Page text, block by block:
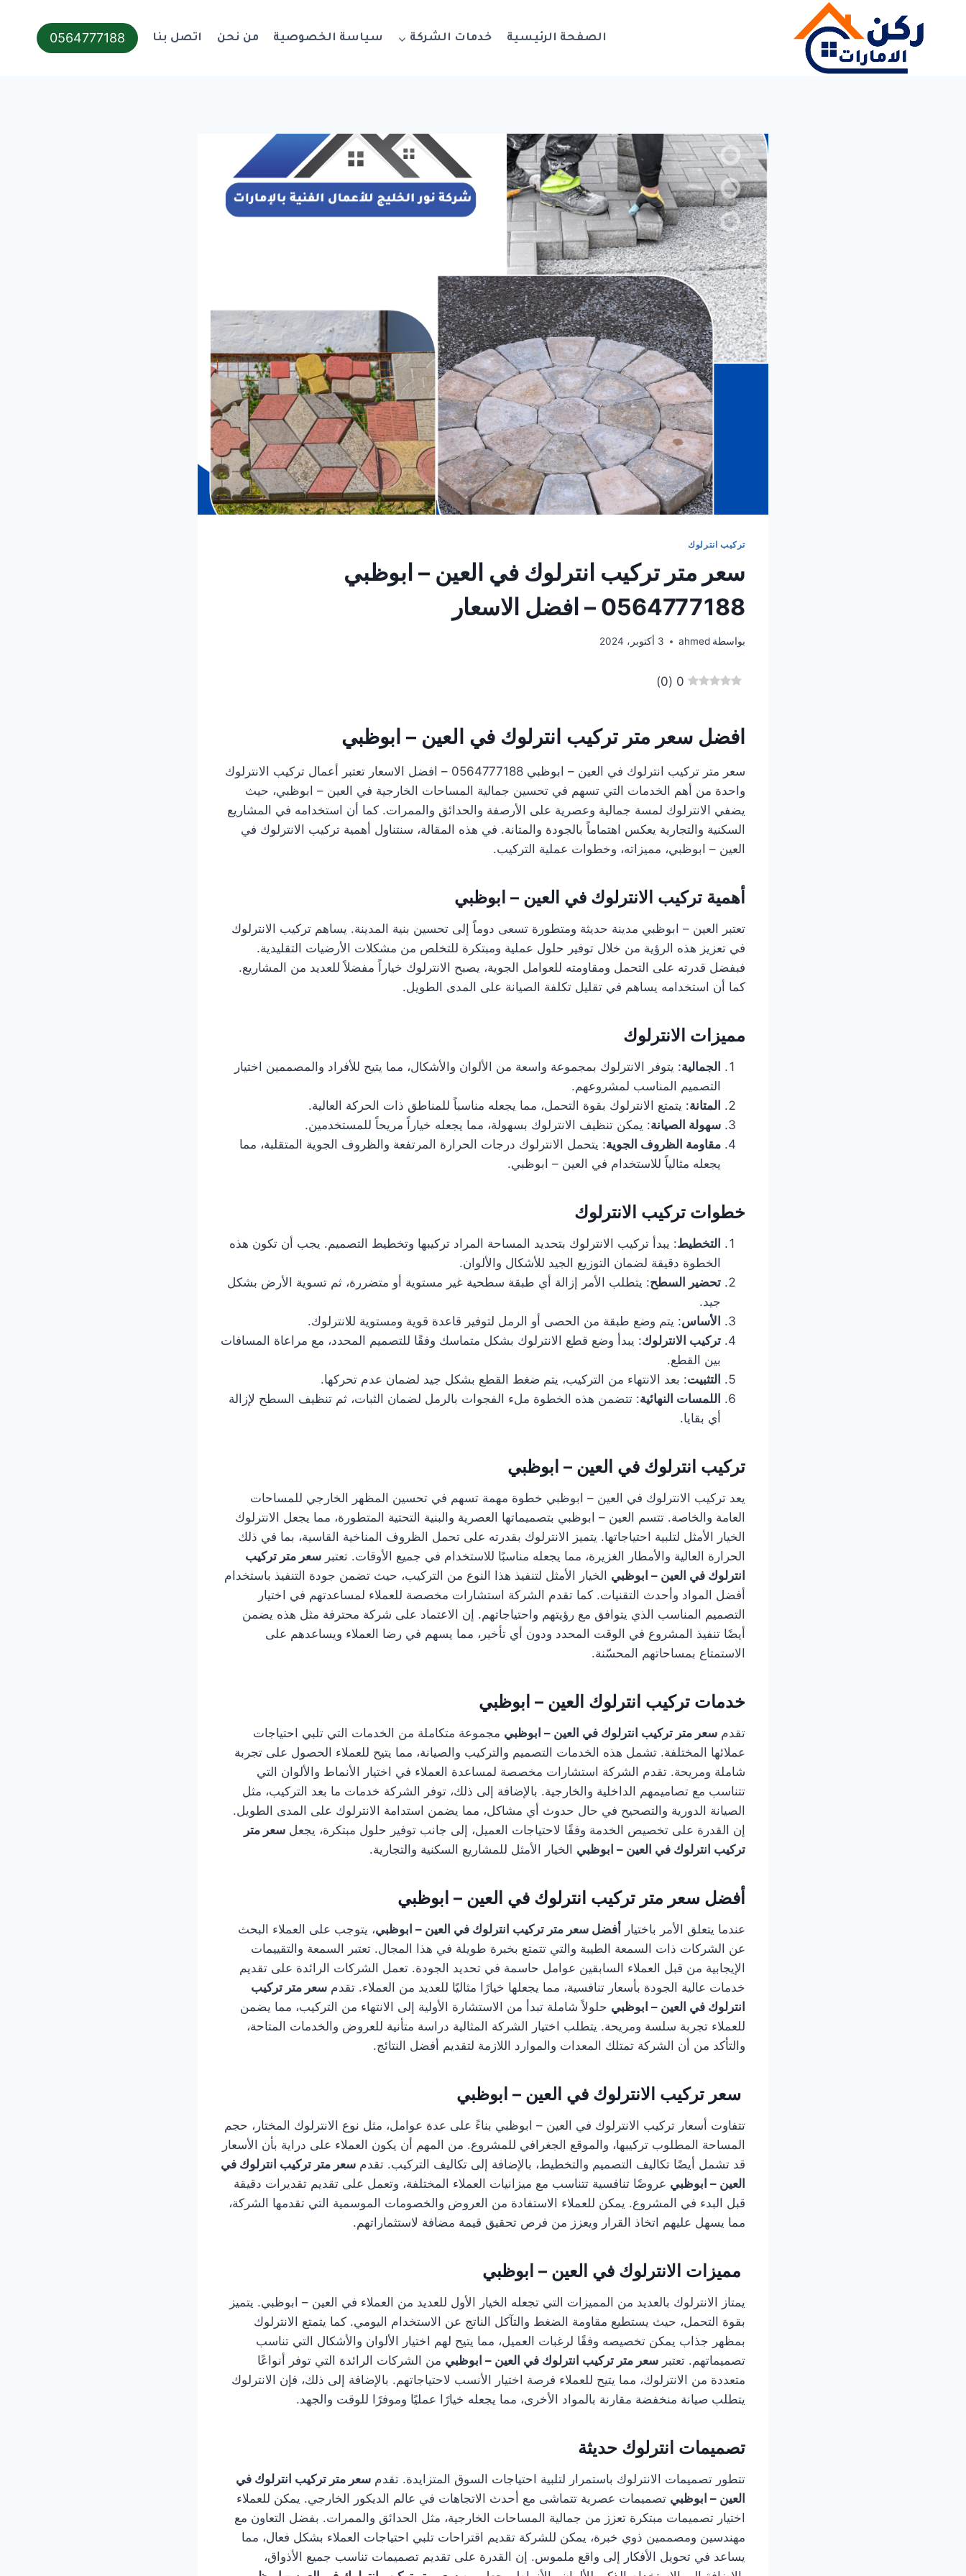
الصفحة الرئيسية خدمات الشركة سياسة الخصوصية من نحن اتصل بنا 0564777188
تركيب انترلوك
سعر متر تركيب انترلوك في العين – ابوظبي
0564777188 – افضل الاسعار
بواسطة ahmed 3 أكتوبر، 2024
0
(
0
)
افضل سعر متر تركيب انترلوك في العين – ابوظبي
سعر متر تركيب انترلوك في العين – ابوظبي 0564777188 – افضل الاسعار تعتبر أعمال تركيب الانترلوك
واحدة من أهم الخدمات التي تسهم في تحسين جمالية المساحات الخارجية في العين – ابوظبي، حيث
يضفي الانترلوك لمسة جمالية وعصرية على الأرصفة والحدائق والممرات. كما أن استخدامه في المشاريع
السكنية والتجارية يعكس اهتماماً بالجودة والمتانة. في هذه المقالة، سنتناول أهمية تركيب الانترلوك في
العين – ابوظبي، مميزاته، وخطوات عملية التركيب.
أهمية تركيب الانترلوك في العين – ابوظبي
تعتبر العين – ابوظبي مدينة حديثة ومتطورة تسعى دوماً إلى تحسين بنية المدينة. يساهم تركيب الانترلوك
في تعزيز هذه الرؤية من خلال توفير حلول عملية ومبتكرة للتخلص من مشكلات الأرضيات التقليدية.
فبفضل قدرته على التحمل ومقاومته للعوامل الجوية، يصبح الانترلوك خياراً مفضلاً للعديد من المشاريع.
كما أن استخدامه يساهم في تقليل تكلفة الصيانة على المدى الطويل.
مميزات الانترلوك
الجمالية: يتوفر الانترلوك بمجموعة واسعة من الألوان والأشكال، مما يتيح للأفراد والمصممين اختيار
التصميم المناسب لمشروعهم.
المتانة: يتمتع الانترلوك بقوة التحمل، مما يجعله مناسباً للمناطق ذات الحركة العالية.
سهولة الصيانة: يمكن تنظيف الانترلوك بسهولة، مما يجعله خياراً مريحاً للمستخدمين.
مقاومة الظروف الجوية: يتحمل الانترلوك درجات الحرارة المرتفعة والظروف الجوية المتقلبة، مما
يجعله مثالياً للاستخدام في العين – ابوظبي.
خطوات تركيب الانترلوك
التخطيط: يبدأ تركيب الانترلوك بتحديد المساحة المراد تركيبها وتخطيط التصميم. يجب أن تكون هذه
الخطوة دقيقة لضمان التوزيع الجيد للأشكال والألوان.
تحضير السطح: يتطلب الأمر إزالة أي طبقة سطحية غير مستوية أو متضررة، ثم تسوية الأرض بشكل
جيد.
الأساس: يتم وضع طبقة من الحصى أو الرمل لتوفير قاعدة قوية ومستوية للانترلوك.
تركيب الانترلوك: يبدأ وضع قطع الانترلوك بشكل متماسك وفقًا للتصميم المحدد، مع مراعاة المسافات
بين القطع.
التثبيت: بعد الانتهاء من التركيب، يتم ضغط القطع بشكل جيد لضمان عدم تحركها.
اللمسات النهائية: تتضمن هذه الخطوة ملء الفجوات بالرمل لضمان الثبات، ثم تنظيف السطح لإزالة
أي بقايا.
تركيب انترلوك في العين – ابوظبي
يعد تركيب الانترلوك في العين – ابوظبي خطوة مهمة تسهم في تحسين المظهر الخارجي للمساحات
العامة والخاصة. تتسم العين – ابوظبي بتصميماتها العصرية والبنية التحتية المتطورة، مما يجعل الانترلوك
الخيار الأمثل لتلبية احتياجاتها. يتميز الانترلوك بقدرته على تحمل الظروف المناخية القاسية، بما في ذلك
الحرارة العالية والأمطار الغزيرة، مما يجعله مناسبًا للاستخدام في جميع الأوقات. تعتبر سعر متر تركيب
انترلوك في العين – ابوظبي الخيار الأمثل لتنفيذ هذا النوع من التركيب، حيث تضمن جودة التنفيذ باستخدام
أفضل المواد وأحدث التقنيات. كما تقدم الشركة استشارات مخصصة للعملاء لمساعدتهم في اختيار
التصميم المناسب الذي يتوافق مع رؤيتهم واحتياجاتهم. إن الاعتماد على شركة محترفة مثل هذه يضمن
أيضًا تنفيذ المشروع في الوقت المحدد ودون أي تأخير، مما يسهم في رضا العملاء ويساعدهم على
الاستمتاع بمساحاتهم المحسّنة.
خدمات تركيب انترلوك العين – ابوظبي
تقدم سعر متر تركيب انترلوك في العين – ابوظبي مجموعة متكاملة من الخدمات التي تلبي احتياجات
عملائها المختلفة. تشمل هذه الخدمات التصميم والتركيب والصيانة، مما يتيح للعملاء الحصول على تجربة
شاملة ومريحة. تقدم الشركة استشارات مخصصة لمساعدة العملاء في اختيار الأنماط والألوان التي
تتناسب مع تصاميمهم الداخلية والخارجية. بالإضافة إلى ذلك، توفر الشركة خدمات ما بعد التركيب، مثل
الصيانة الدورية والتصحيح في حال حدوث أي مشاكل، مما يضمن استدامة الانترلوك على المدى الطويل.
إن القدرة على تخصيص الخدمة وفقًا لاحتياجات العميل، إلى جانب توفير حلول مبتكرة، يجعل سعر متر
تركيب انترلوك في العين – ابوظبي الخيار الأمثل للمشاريع السكنية والتجارية.
أفضل سعر متر تركيب انترلوك في العين – ابوظبي
عندما يتعلق الأمر باختيار أفضل سعر متر تركيب انترلوك في العين – ابوظبي، يتوجب على العملاء البحث
عن الشركات ذات السمعة الطيبة والتي تتمتع بخبرة طويلة في هذا المجال. تعتبر السمعة والتقييمات
الإيجابية من قبل العملاء السابقين عوامل حاسمة في تحديد الجودة. تعمل الشركات الرائدة على تقديم
خدمات عالية الجودة بأسعار تنافسية، مما يجعلها خيارًا مثاليًا للعديد من العملاء. تقدم سعر متر تركيب
انترلوك في العين – ابوظبي حلولاً شاملة تبدأ من الاستشارة الأولية إلى الانتهاء من التركيب، مما يضمن
للعملاء تجربة سلسة ومريحة. يتطلب اختيار الشركة المثالية دراسة متأنية للعروض والخدمات المتاحة،
والتأكد من أن الشركة تمتلك المعدات والموارد اللازمة لتقديم أفضل النتائج.
سعر تركيب الانترلوك في العين – ابوظبي
تتفاوت أسعار تركيب الانترلوك في العين – ابوظبي بناءً على عدة عوامل، مثل نوع الانترلوك المختار، حجم
المساحة المطلوب تركيبها، والموقع الجغرافي للمشروع. من المهم أن يكون العملاء على دراية بأن الأسعار
قد تشمل أيضًا تكاليف التصميم والتخطيط، بالإضافة إلى تكاليف التركيب. تقدم سعر متر تركيب انترلوك في
العين – ابوظبي عروضًا تنافسية تتناسب مع ميزانيات العملاء المختلفة، وتعمل على تقديم تقديرات دقيقة
قبل البدء في المشروع. يمكن للعملاء الاستفادة من العروض والخصومات الموسمية التي تقدمها الشركة،
مما يسهل عليهم اتخاذ القرار ويعزز من فرص تحقيق قيمة مضافة لاستثماراتهم.
مميزات الانترلوك في العين – ابوظبي
يمتاز الانترلوك بالعديد من المميزات التي تجعله الخيار الأول للعديد من العملاء في العين – ابوظبي. يتميز
بقوة التحمل، حيث يستطيع مقاومة الضغط والتآكل الناتج عن الاستخدام اليومي. كما يتمتع الانترلوك
بمظهر جذاب يمكن تخصيصه وفقًا لرغبات العميل، مما يتيح لهم اختيار الألوان والأشكال التي تناسب
تصميماتهم. تعتبر سعر متر تركيب انترلوك في العين – ابوظبي من الشركات الرائدة التي توفر أنواعًا
متعددة من الانترلوك، مما يتيح للعملاء فرصة اختيار الأنسب لاحتياجاتهم. بالإضافة إلى ذلك، فإن الانترلوك
يتطلب صيانة منخفضة مقارنة بالمواد الأخرى، مما يجعله خيارًا عمليًا وموفرًا للوقت والجهد.
تصميمات انترلوك حديثة
تتطور تصميمات الانترلوك باستمرار لتلبية احتياجات السوق المتزايدة. تقدم سعر متر تركيب انترلوك في
العين – ابوظبي تصميمات عصرية تتماشى مع أحدث الاتجاهات في عالم الديكور الخارجي. يمكن للعملاء
اختيار تصميمات مبتكرة تعزز من جمالية المساحات الخارجية، مثل الحدائق والممرات. بفضل التعاون مع
مهندسين ومصممين ذوي خبرة، يمكن للشركة تقديم اقتراحات تلبي احتياجات العملاء بشكل فعال، مما
يساعد في تحويل الأفكار إلى واقع ملموس. إن القدرة على تقديم تصميمات تناسب جميع الأذواق،